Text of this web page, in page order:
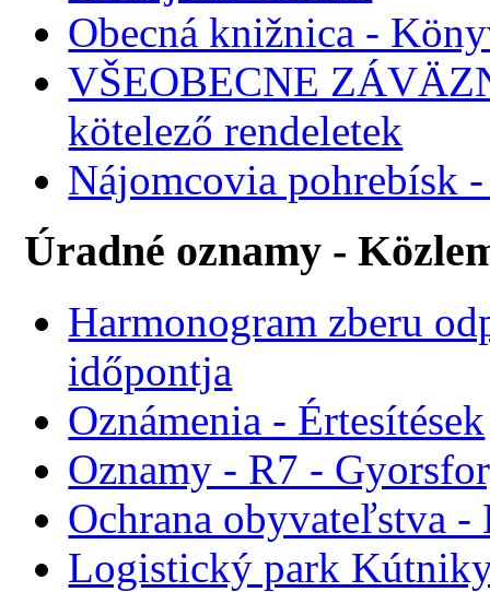
Obecná knižnica -
VŠEOBECNE
kötelező rendeletek
Nájomcovia pohrebísk
Úradné oznamy -
Harmonogram zberu
időpontja
Oznámenia - Értesítések
Oznamy - R7 -
Ochrana obyvateľstva -
Logistický park